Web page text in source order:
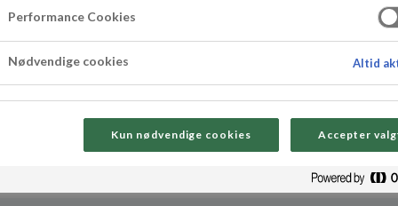
og vil gi glede på ethvert påskebord.
mørk sjokolade. Eggene kan på den andre
er ikke det samme uten påskeegg og de er
Performance Cookies
Nødvendige cookies Altid
Kun nødvendige cookies Accepter